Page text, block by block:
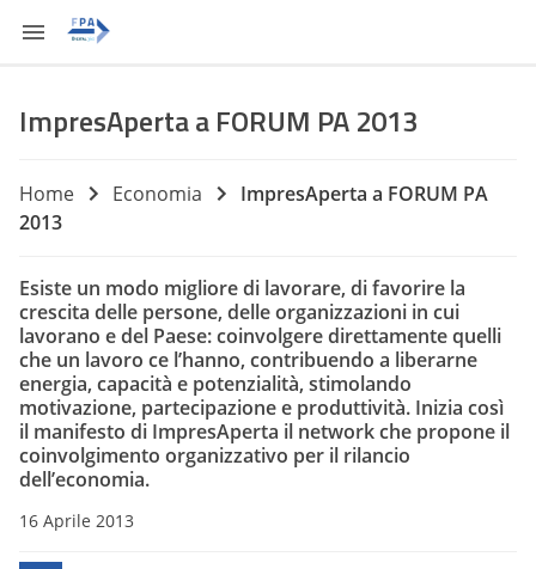
ImpresAperta a FORUM PA 2013
Home Economia
ImpresAperta a FORUM PA
2013
Esiste un modo migliore di lavorare, di favorire la
crescita delle persone, delle organizzazioni in cui
lavorano e del Paese: coinvolgere direttamente quelli
che un lavoro ce l’hanno, contribuendo a liberarne
energia, capacità e potenzialità, stimolando
motivazione, partecipazione e produttività. Inizia così
il manifesto di ImpresAperta il network che propone il
coinvolgimento organizzativo per il rilancio
dell’economia.
16 Aprile 2013